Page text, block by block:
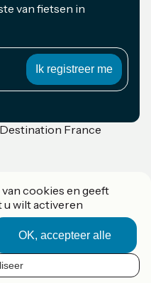
van fietsen in
Destination France
cookies en geeft
u wilt activeren
OK, accepteer alle